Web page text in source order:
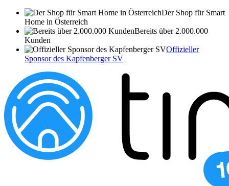
Der Shop für Smart
Home in Österreich
Bereits über 2.000.000
Kunden
Offizieller
Sponsor des Kapfenberger SV